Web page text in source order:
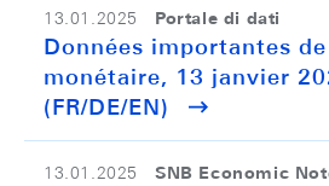
13.01.2025 Portale di dati
Données importantes
monétaire, 13 janvier
(FR/DE/EN)
13.01.2025 SNB Economic